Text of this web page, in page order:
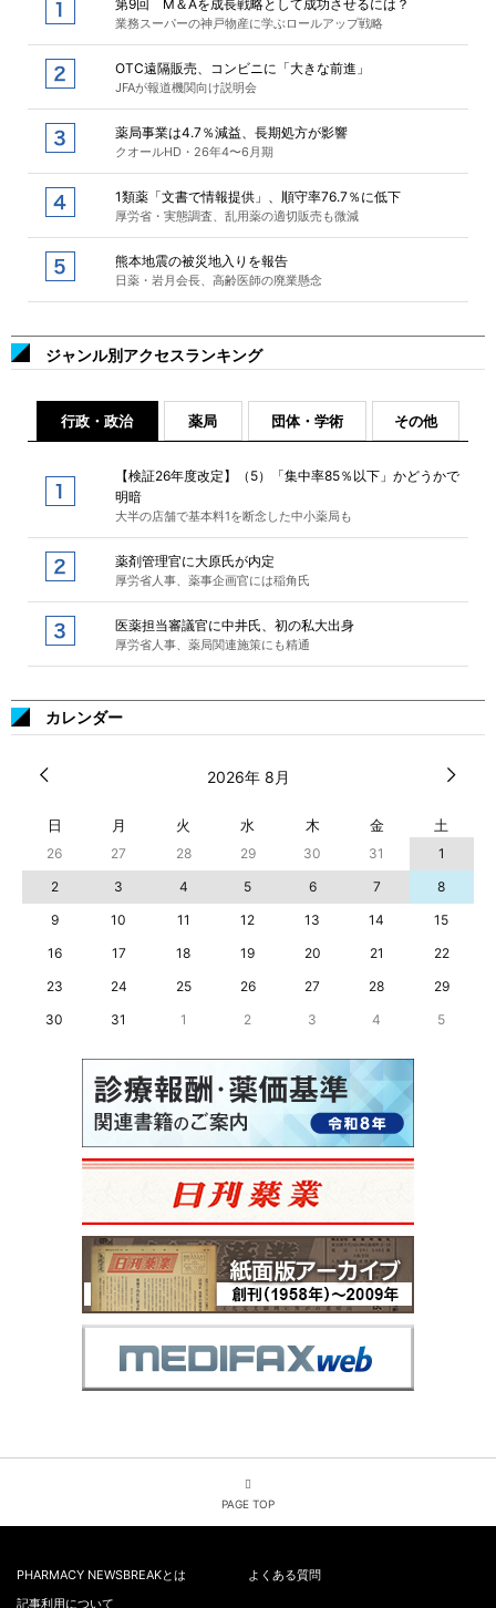
第9回 M＆Aを成長戦略として成功させるには？
業務スーパーの神戸物産に学ぶロールアップ戦略
OTC遠隔販売、コンビニに「大きな前進」
JFAが報道機関向け説明会
薬局事業は4.7％減益、長期処方が影響
クオールHD・26年4〜6月期
1類薬「文書で情報提供」、順守率76.7％に低下
厚労省・実態調査、乱用薬の適切販売も微減
熊本地震の被災地入りを報告
日薬・岩月会長、高齢医師の廃業懸念
ジャンル別アクセスランキング
行政・政治 薬局 団体・学術 その他
【検証26年度改定】（5）「集中率85％以下」かどうかで
明暗
大半の店舗で基本料1を断念した中小薬局も
薬剤管理官に大原氏が内定
厚労省人事、薬事企画官には稲角氏
医薬担当審議官に中井氏、初の私大出身
厚労省人事、薬局関連施策にも精通
カレンダー
2026年 8月
日 月 火 水 木 金 土
26 27 28 29 30 31
1
2
3 4 5 6 7
8
9
10 11 12 13 14
15
16
17 18 19 20 21
22
23
24 25 26 27 28
29
30
31 1 2 3 4 5
PAGE TOP
PHARMACY NEWSBREAKとは
よくある質問
記事利用について